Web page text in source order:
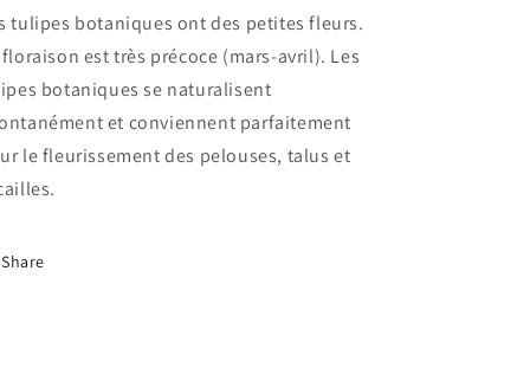
tulipes botaniques ont des petites fleurs.
floraison est très précoce (mars-avril). Les
botaniques se naturalisent
et conviennent parfaitement
le fleurissement des pelouses, talus et
Share